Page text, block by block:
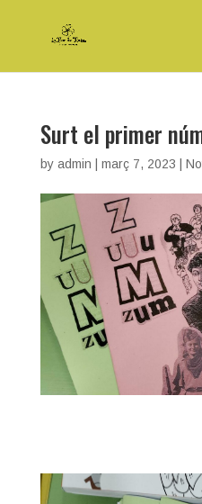
Surt el primer
by admin març 7, 2023